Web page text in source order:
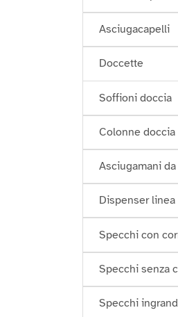
Asciugacapelli
Doccette
Soffioni doccia
Colonne doccia
Asciugamani
Dispenser
Specchi con
Specchi senza
Specchi